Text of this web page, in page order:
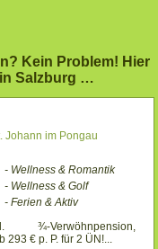
Kein Problem! Hier
Salzburg …
Johann im Pongau
- Wellness & Romantik
- Wellness & Golf
- Ferien & Aktiv
¾-Verwöhnpension,
293 € p. P. für 2 ÜN!...